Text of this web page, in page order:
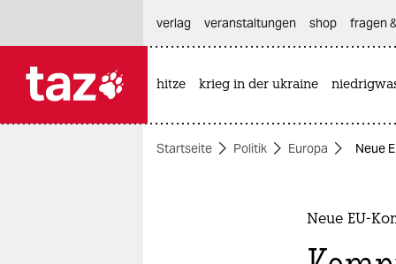
themen
verlag
veranstaltungen shop fragen
hitze krieg in der ukraine
Startseite Politik Europa Neue
Neue EU-